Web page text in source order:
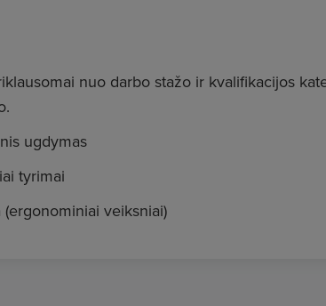
nuo darbo stažo ir kvalifikacijos
ugdymas
tyrimai
veiksniai)